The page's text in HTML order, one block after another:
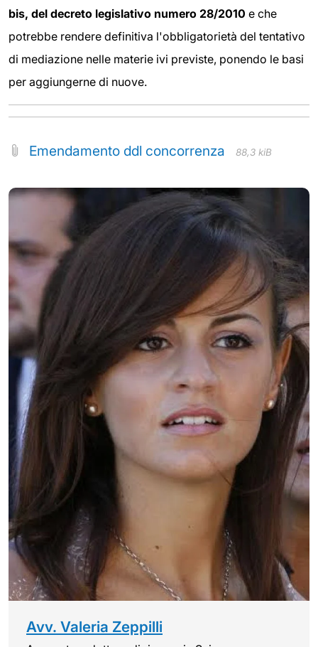
bis, del decreto legislativo numero 28/2010 e che
potrebbe rendere definitiva l'obbligatorietà del tentativo
di mediazione nelle materie ivi previste, ponendo le basi
per aggiungerne di nuove.
Emendamento ddl concorrenza 88,3 kiB
Avv. Valeria Zeppilli